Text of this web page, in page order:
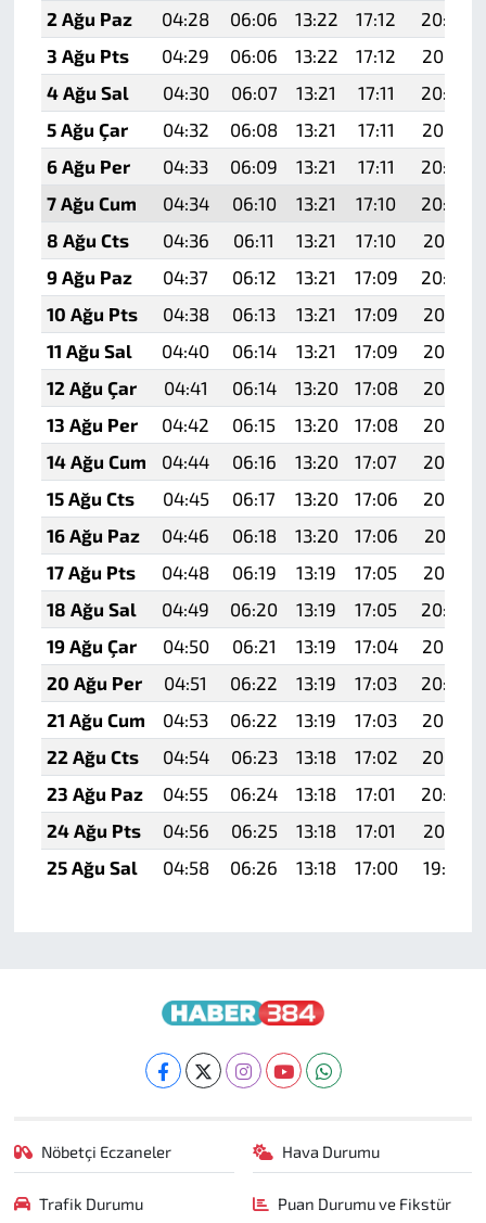
2 Ağu Paz
04:28 06:06 13:22 17:12
20:28
3 Ağu Pts
04:29 06:06 13:22 17:12
20:27
4 Ağu Sal
04:30 06:07 13:21 17:11
20:26
5 Ağu Çar
04:32 06:08 13:21 17:11
20:25
6 Ağu Per
04:33 06:09 13:21 17:11
20:24
7 Ağu Cum
04:34 06:10 13:21 17:10
20:22
8 Ağu Cts
04:36 06:11 13:21 17:10
20:21
9 Ağu Paz
04:37 06:12 13:21 17:09
20:20
10 Ağu Pts
04:38 06:13 13:21 17:09
20:19
11 Ağu Sal
04:40 06:14 13:21 17:09
20:18
12 Ağu Çar
04:41 06:14 13:20 17:08
20:17
13 Ağu Per
04:42 06:15 13:20 17:08
20:15
14 Ağu Cum
04:44 06:16 13:20 17:07
20:14
15 Ağu Cts
04:45 06:17 13:20 17:06
20:13
16 Ağu Paz
04:46 06:18 13:20 17:06
20:11
17 Ağu Pts
04:48 06:19 13:19 17:05
20:10
18 Ağu Sal
04:49 06:20 13:19 17:05
20:09
19 Ağu Çar
04:50 06:21 13:19 17:04
20:07
20 Ağu Per
04:51 06:22 13:19 17:03
20:06
21 Ağu Cum
04:53 06:22 13:19 17:03
20:05
22 Ağu Cts
04:54 06:23 13:18 17:02
20:03
23 Ağu Paz
04:55 06:24 13:18 17:01
20:02
24 Ağu Pts
04:56 06:25 13:18 17:01
20:01
25 Ağu Sal
04:58 06:26 13:18 17:00 19:59
Nöbetçi Eczaneler Hava Durumu
Trafik Durumu Puan Durumu ve Fikstür